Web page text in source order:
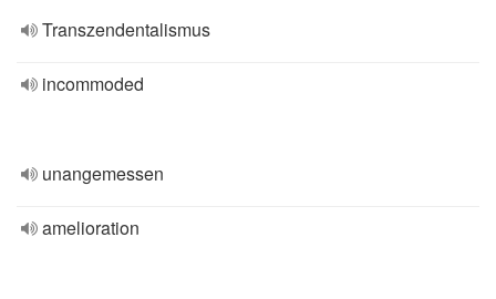
Transzendentalismus
incommoded
unangemessen
amelioration